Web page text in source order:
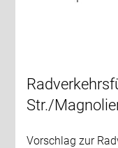
Str./
Vorschlag zur